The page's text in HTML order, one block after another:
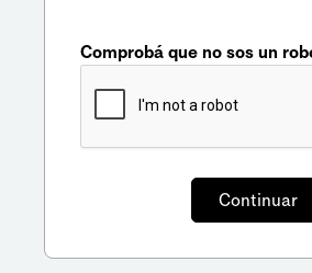
Comprobá que no sos un